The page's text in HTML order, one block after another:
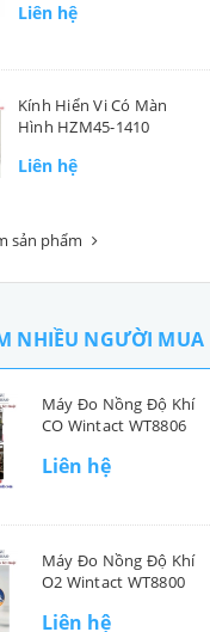
Liên hệ
Kính Hiển Vi Có Màn
Hình HZM45-1410
Liên hệ
sản phẩm
NHIỀU NGƯỜI MUA
Máy Đo Nồng Độ Khí
CO Wintact WT8806
Liên hệ
Máy Đo Nồng Độ Khí
O2 Wintact WT8800
Liên hệ